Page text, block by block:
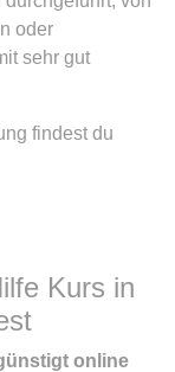
oder
sehr gut
findest du
Kurs in
online